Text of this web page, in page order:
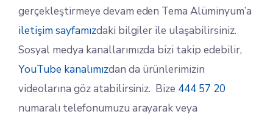
gerçekleştirmeye devam eden Tema Alüminyum’a
iletişim sayfamızdaki bilgiler ile ulaşabilirsiniz.
Sosyal medya kanallarımızda bizi takip edebilir,
YouTube kanalımızdan da ürünlerimizin
videolarına göz atabilirsiniz. Bize 444 57 20
numaralı telefonumuzu arayarak veya